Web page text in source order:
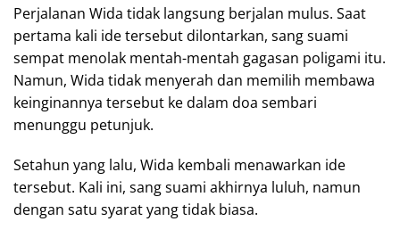
Perjalanan Wida tidak langsung berjalan mulus. Saat
pertama kali ide tersebut dilontarkan, sang suami
sempat menolak mentah-mentah gagasan poligami itu.
Namun, Wida tidak menyerah dan memilih membawa
keinginannya tersebut ke dalam doa sembari
menunggu petunjuk.
Setahun yang lalu, Wida kembali menawarkan ide
tersebut. Kali ini, sang suami akhirnya luluh, namun
dengan satu syarat yang tidak biasa.